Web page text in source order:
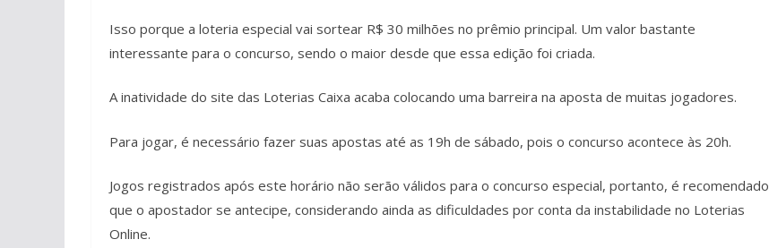
Isso porque a loteria especial vai sortear R$ 30 milhões no prêmio principal. Um valor bastante
interessante para o concurso, sendo o maior desde que essa edição foi criada.
A inatividade do site das Loterias Caixa acaba colocando uma barreira na aposta de muitas jogadores.
Para jogar, é necessário fazer suas apostas até as 19h de sábado, pois o concurso acontece às 20h.
Jogos registrados após este horário não serão válidos para o concurso especial, portanto, é recomendado
que o apostador se antecipe, considerando ainda as dificuldades por conta da instabilidade no Loterias
Online.